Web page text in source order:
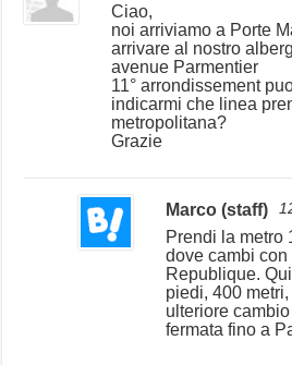
Ciao,
noi arriviamo a Porte
arrivare al nostro
avenue Parmentier
11° arrondissement
indicarmi che linea
metropolitana?
Grazie
Marco (staff)
Prendi la metro
dove cambi
Republique.
piedi, 400
ulteriore
fermata fino a